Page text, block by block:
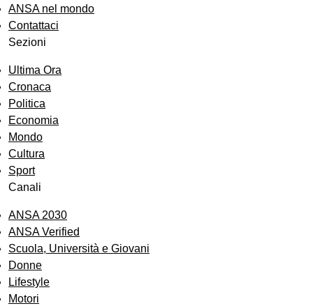
ANSA nel mondo
Contattaci
Sezioni
Ultima Ora
Cronaca
Politica
Economia
Mondo
Cultura
Sport
Canali
ANSA 2030
ANSA Verified
Scuola, Università e Giovani
Donne
Lifestyle
Motori